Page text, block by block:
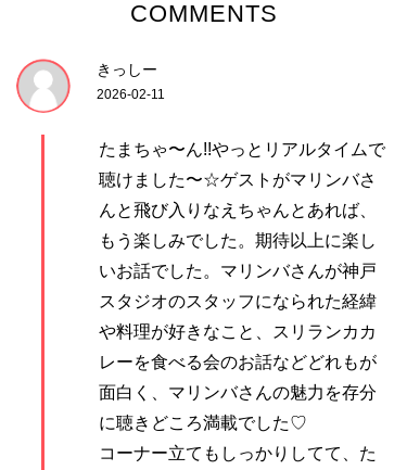
COMMENTS
きっしー
2026-02-11
たまちゃ〜ん!!やっとリアルタイムで
聴けました〜☆ゲストがマリンバさ
んと飛び入りなえちゃんとあれば、
もう楽しみでした。期待以上に楽し
いお話でした。マリンバさんが神戸
スタジオのスタッフになられた経緯
や料理が好きなこと、スリランカカ
レーを食べる会のお話などどれもが
面白く、マリンバさんの魅力を存分
に聴きどころ満載でした♡
コーナー立てもしっかりしてて、た